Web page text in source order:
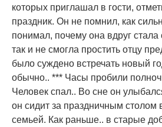
которых приглашал в гости,
праздник. Он не помнил, как
понимал, почему она вдруг стала
так и не смогла простить отцу
было суждено встречать новый
обычно.. *** Часы пробили
Человек спал.. Во сне он
он сидит за праздничным столом
семьей. Как раньше.. в старые